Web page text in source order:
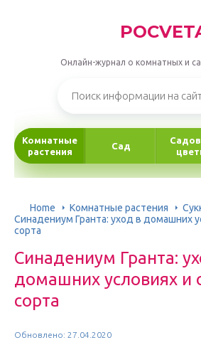
Онлайн-журнал о комнатных и
Комнатные
растения
Сад
Home Комнатные растения
Синадениум Гранта: уход в домашних
сорта
Синадениум Гранта:
домашних условиях и
сорта
Обновлено: 27.04.2020